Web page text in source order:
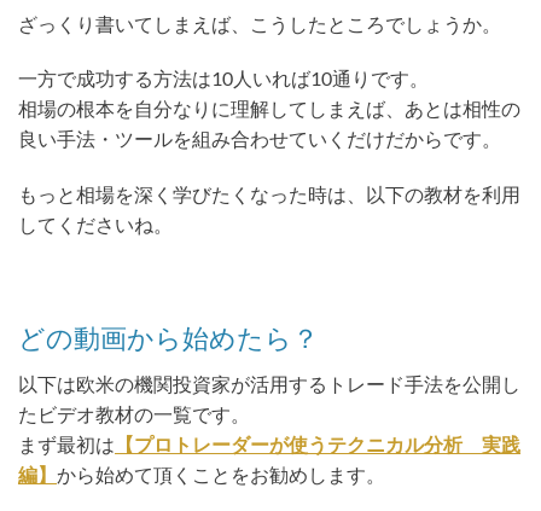
ざっくり書いてしまえば、こうしたところでしょうか。
一方で成功する方法は10人いれば10通りです。
相場の根本を自分なりに理解してしまえば、あとは相性の
良い手法・ツールを組み合わせていくだけだからです。
もっと相場を深く学びたくなった時は、以下の教材を利用
してくださいね。
どの動画から始めたら？
以下は欧米の機関投資家が活用するトレード手法を公開し
たビデオ教材の一覧です。
まず最初は 【プロトレーダーが使うテクニカル分析 実践
編】 から始めて頂くことをお勧めします。